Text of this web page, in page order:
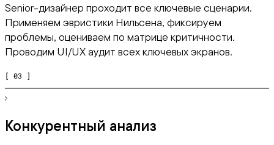
Senior-дизайнер проходит все ключевые сценарии.
Применяем эвристики Нильсена, фиксируем
проблемы, оцениваем по матрице критичности.
Проводим UI/UX аудит всех ключевых экранов.
[ 03 ]
Конкурентный анализ